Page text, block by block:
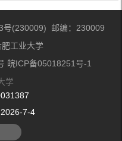
号(230009) 邮编：230009
肥工业大学
皖ICP备05018251号-1
学
2026-7-4